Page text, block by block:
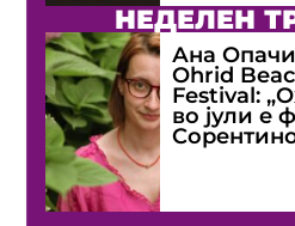
НЕДЕЛЕН
Ана
Оhrid
Festival:
во јули е